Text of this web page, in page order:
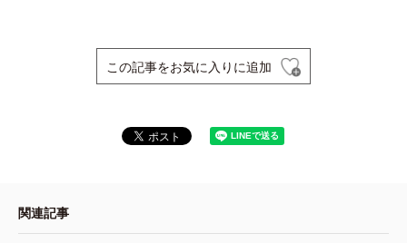
この記事をお気に入りに追加
関連記事